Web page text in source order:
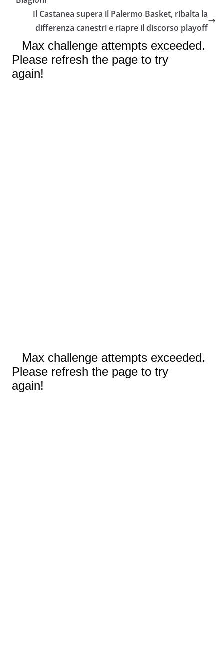
o
o
e
r
p
i
n
i
i
Il Castanea supera il Palermo Basket, ribalta la
differenza canestri e riapre il discorso playoff